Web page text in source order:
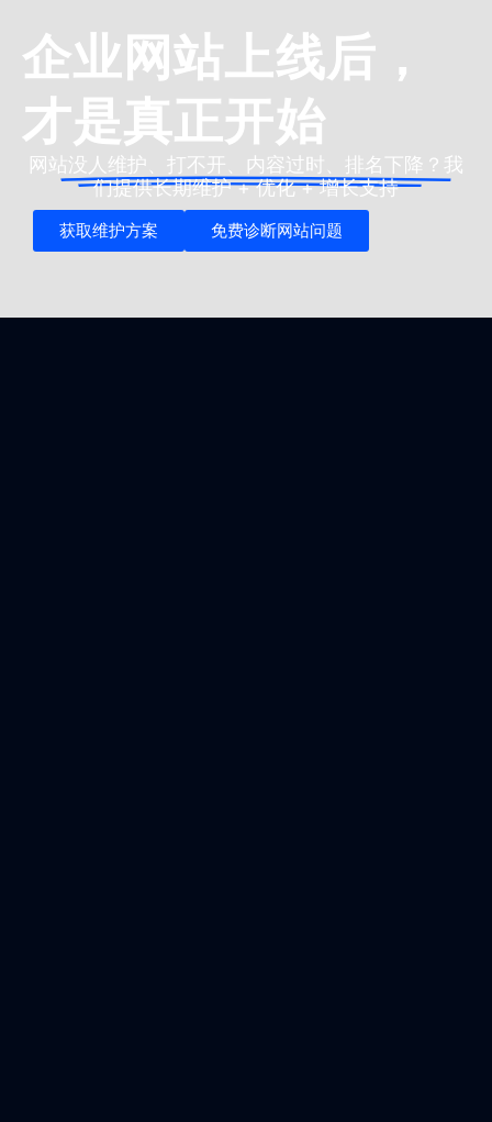
企业网站上线后，
才是真正开始
网站没人维护、打不开、内容过时、排名下降？ 我
们提供长期维护 + 优化 + 增长支持
获取维护方案 免费诊断网站问题